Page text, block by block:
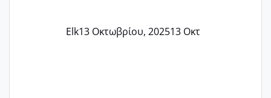
Elk13 Οκτωβρίου, 202513 Οκτ